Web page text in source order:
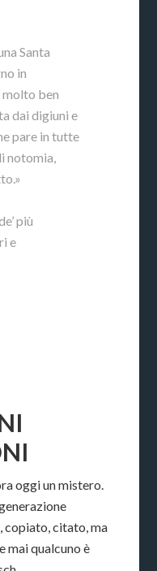
Santa
in
molto ben
dai digiuni e
pare in tutte
notomia,
più
e
oggi un mistero.
copiato, citato, ma
mai qualcuno è